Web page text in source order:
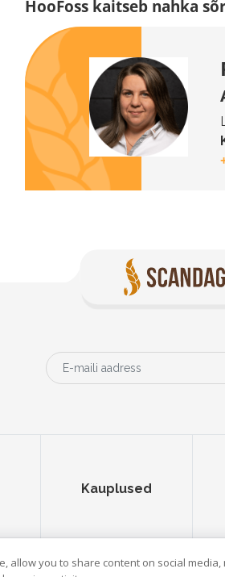
HooFoss kaitseb nahka
Kauplused
allow you to share content on social